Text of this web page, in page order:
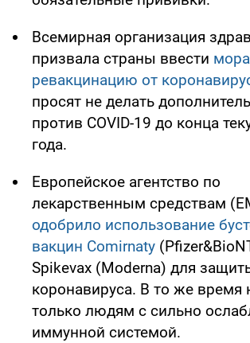
Всемирная организация
призвала страны ввести
ревакцинацию от
просят не делать
против COVID-19 до конца
года.
Европейское агентство по
лекарственным средствам
одобрило использование
вакцин Comirnaty
Spikevax (Moderna) для
коронавируса. В то же время
только людям с сильно
иммунной системой.